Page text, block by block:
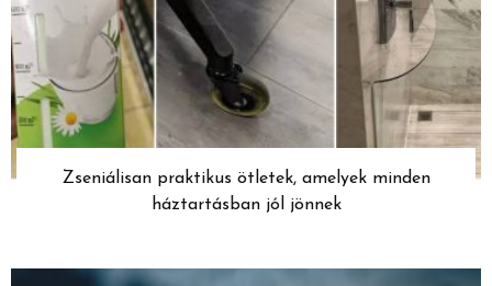
Zseniálisan praktikus ötletek, amelyek minden
háztartásban jól jönnek